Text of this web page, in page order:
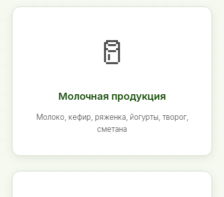
🥛
Молочная продукция
Молоко, кефир, ряженка, йогурты, творог,
сметана